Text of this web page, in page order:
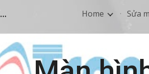
Skip to main content
Nhà phân phối thiết bị tự động Trần Gia Home Sửa